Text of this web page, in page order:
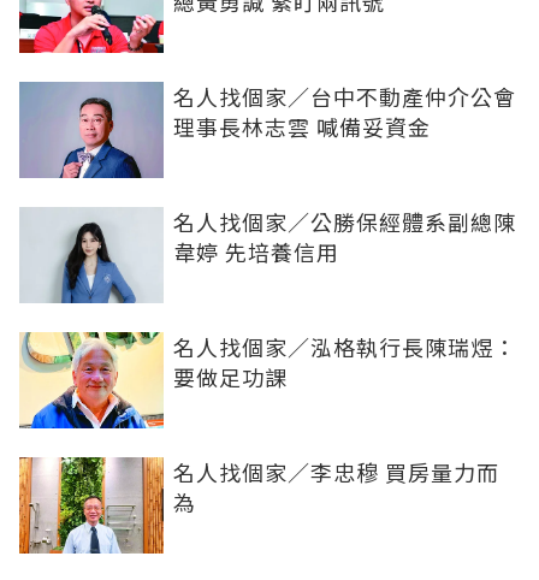
名人找個家／台中不動產仲介公會
理事長林志雲 喊備妥資金
名人找個家／公勝保經體系副總陳
韋婷 先培養信用
名人找個家／泓格執行長陳瑞煜：
要做足功課
名人找個家／李忠穆 買房量力而
為